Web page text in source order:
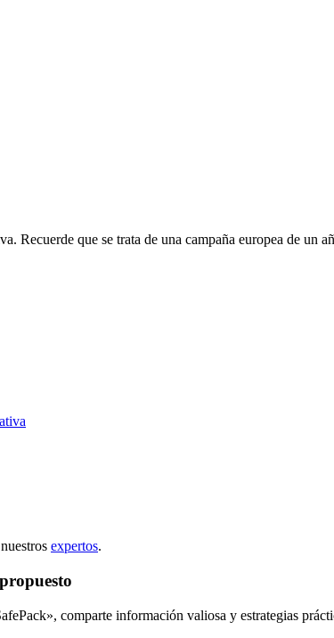
Recuerde que se trata de una campaña europea de
expertos.
comparte información valiosa y estrategias